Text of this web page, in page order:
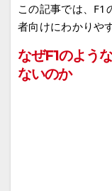
この記事では、F1
者向けにわかりや
なぜF1のよう
ないのか